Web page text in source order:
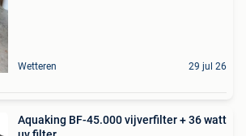
Wetteren 29 jul 26
Aquaking BF-45.000 vijverfilter + 36 watt